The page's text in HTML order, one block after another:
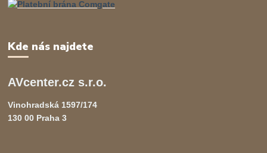
Kde nás najdete
AVcenter.cz s.r.o.
Vinohradská 1597/174
130 00 Praha 3